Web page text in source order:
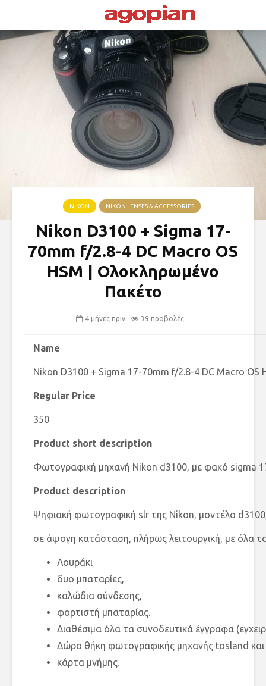
NIKON NIKON LENSES & ACCESSORIES
Nikon D3100 + Sigma 17-
70mm f/2.8-4 DC Macro OS
HSM | Ολοκληρωμένο
Πακέτο
4 μήνες πριν 39 προβολές
Name
Nikon D3100 + Sigma 17-70mm f/2.8-4 DC Macro
Regular Price
350
Product short description
Φωτογραφική μηχανή Nikon d3100, με φακό sigma
Product description
Ψηφιακή φωτογραφική slr της Nikon, μοντέλο
σε άψογη κατάσταση, πλήρως λειτουργική, με όλα
Λουράκι
δυο μπαταρίες,
καλώδια σύνδεσης,
φορτιστή μπαταρίας.
Διαθέσιμα όλα τα συνοδευτικά έγγραφα
Δώρο θήκη φωτογραφικής μηχανής tosland και
κάρτα μνήμης.